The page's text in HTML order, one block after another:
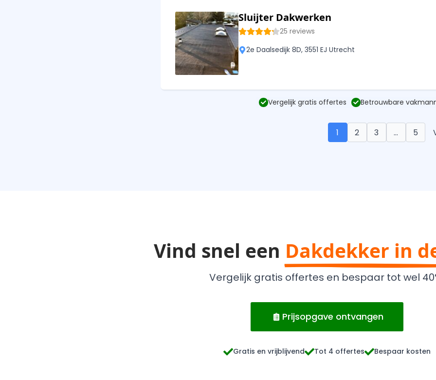
Sluijter Dakwerken
25 reviews
2e Daalsedijk 8D, 3551 EJ Utrecht
Vergelijk gratis offertes Betrouwbare
1 2 3 … 5
Vind snel een Dakdekker in
Vergelijk gratis offertes en bespaar tot wel
Prijsopgave ontvangen
Gratis en vrijblijvend Tot 4 offertes Bespaar kosten